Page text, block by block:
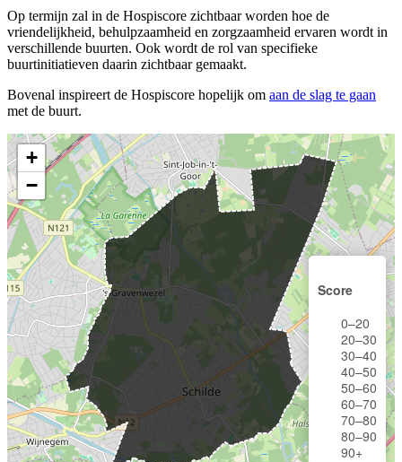
Op termijn zal in de Hospiscore zichtbaar worden hoe de
vriendelijkheid, behulpzaamheid en zorgzaamheid ervaren wordt in
verschillende buurten. Ook wordt de rol van specifieke
buurtinitiatieven daarin zichtbaar gemaakt.
Bovenal inspireert de Hospiscore hopelijk om aan de slag te gaan
met de buurt.
+
−
Score
0–20
20–30
30–40
40–50
50–60
60–70
70–80
80–90
90+